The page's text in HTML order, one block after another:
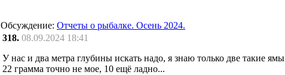
Обсуждение: Отчеты о рыбалке. Осень 2024.
318. 08.09.2024 18:41
У нас и два метра глубины искать надо, я знаю только две такие ямы
22 грамма точно не мое, 10 ещё ладно...